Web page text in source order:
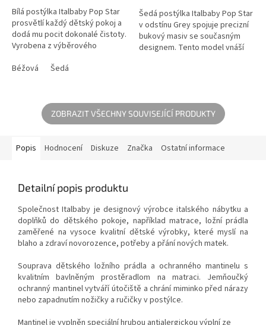
Bílá postýlka Italbaby Pop Star
prosvětlí každý dětský pokoj a
dodá mu pocit dokonalé čistoty.
Vyrobena z výběrového
stabilitu a bezpečí po dlouhá...
Béžová Šedá
Šedá postýlka Italbaby Pop Star
v odstínu Grey spojuje precizní
bukový masiv se současným
designem. Tento model vnáší
ZOBRAZIT VŠECHNY SOUVISEJÍCÍ PRODUKTY
Popis Hodnocení Diskuze Značka Ostatní informace
Detailní popis produktu
Společnost Italbaby je designový výrobce italského nábytku a
doplňků do dětského pokoje, například matrace, ložní prádla
zaměřené na vysoce kvalitní dětské výrobky, které myslí na
blaho a zdraví novorozence, potřeby a přání nových matek.
Souprava dětského ložního prádla a ochranného mantinelu s
kvalitním bavlněným prostěradlom na matraci. Jemňoučký
ochranný mantinel vytváří útočiště a chrání miminko před nárazy
nebo zapadnutím nožičky a ručičky v postýlce.
Mantinel je vyplněn speciální hrubou antialergickou výplní ze